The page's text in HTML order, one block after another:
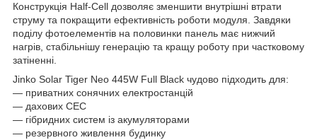
Конструкція Half-Cell дозволяє зменшити внутрішні втрати
струму та покращити ефективність роботи модуля. Завдяки
поділу фотоелементів на половинки панель має нижчий
нагрів, стабільнішу генерацію та кращу роботу при частковому
затіненні.
Jinko Solar Tiger Neo 445W Full Black чудово підходить для:
— приватних сонячних електростанцій
— дахових СЕС
— гібридних систем із акумуляторами
— резервного живлення будинку